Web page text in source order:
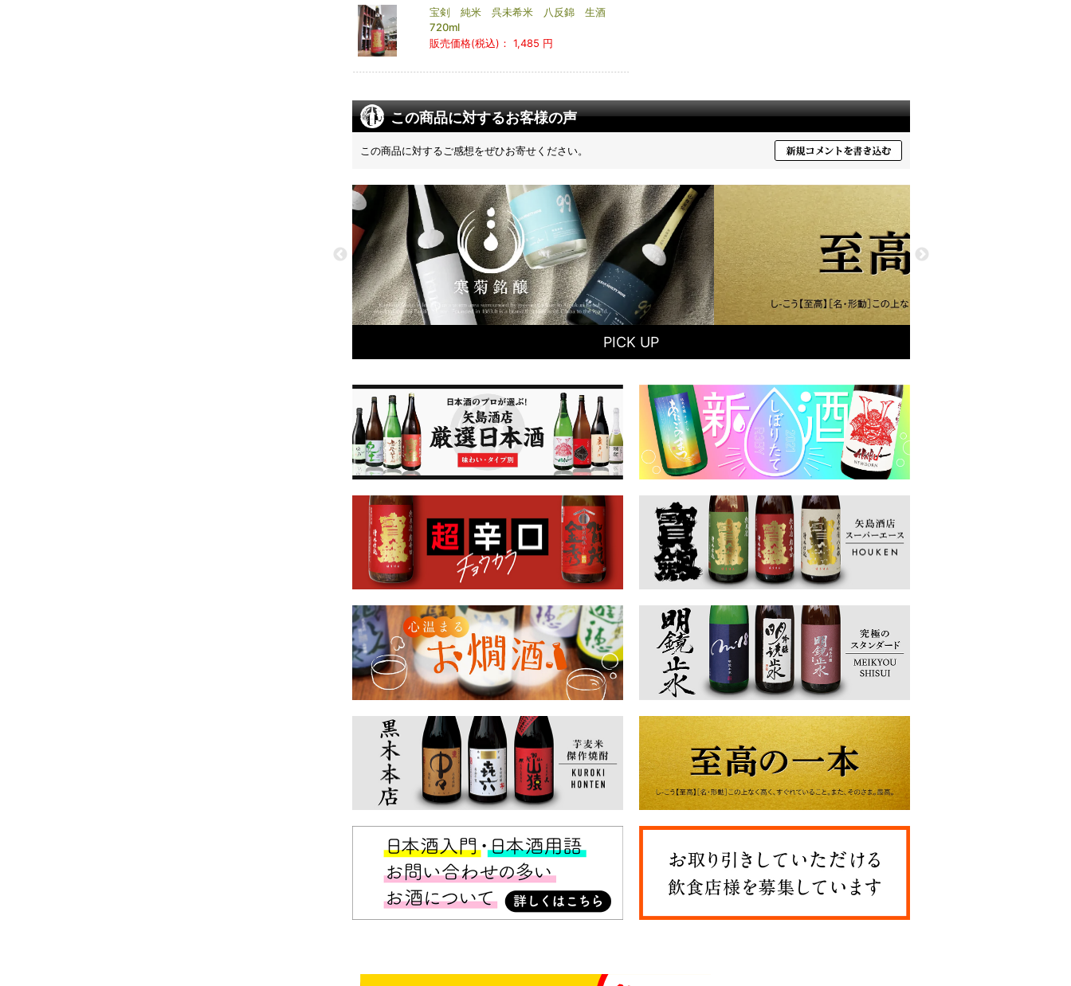
宝剣 純米 呉未希米 八反錦 生酒
720ml
販売価格(税込)： 1,485 円
この商品に対するお客様の声
この商品に対するご感想をぜひお寄せください。
PICK UP